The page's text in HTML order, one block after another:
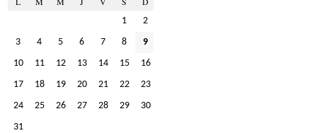
1
2
3
4 5 6 7 8
9
10
11 12 13 14 15
16
17
18 19 20 21 22
23
24
25 26 27 28 29
30
31